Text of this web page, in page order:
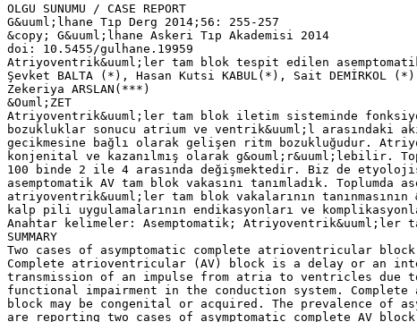
OLGU SUNUMU / CASE REPORT
G&uuml;lhane Tıp Derg 2014;56: 255-257
&copy; G&uuml;lhane Askeri Tıp Akademisi 2014
doi: 10.5455/gulhane.19959
Atriyoventrik&uuml;ler tam blok tespit edilen
Şevket BALTA (*), Hasan Kutsi KABUL(*), Sait DEMİRKOL
Zekeriya ARSLAN(***)
&Ouml;ZET
Atriyoventrik&uuml;ler tam blok iletim sisteminde
bozukluklar sonucu atrium ve ventrik&uuml;l arasındaki
gecikmesine bağlı olarak gelişen ritm bozukluğudur.
konjenital ve kazanılmış olarak g&ouml;r&uuml;lebilir.
100 binde 2 ile 4 arasında değişmektedir. Biz de
asemptomatik AV tam blok vakasını tanımladık. Toplumda
atriyoventrik&uuml;ler tam blok vakalarının tanınmasının
kalp pili uygulamalarının endikasyonları ve
Anahtar kelimeler: Asemptomatik; Atriyoventrik&uuml;ler
SUMMARY
Two cases of asymptomatic complete atrioventricular block
Complete atrioventricular (AV) block is a delay or an
transmission of an impulse from atria to ventricles due
functional impairment in the conduction system.
block may be congenital or acquired. The prevalence of
are reporting two cases of asymptomatic complete AV block